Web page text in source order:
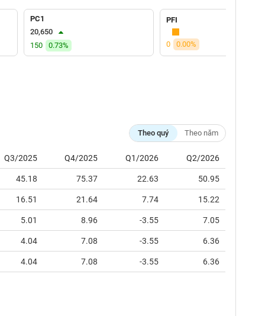
PC1
20,650
150
0.73%
PFI
0 0.00%
Theo quý Theo năm
Q3/2025 Q4/2025 Q1/2026 Q2/2026
45.18 75.37 22.63 50.95
16.51 21.64 7.74 15.22
5.01 8.96 -3.55 7.05
4.04 7.08 -3.55 6.36
4.04 7.08 -3.55 6.36